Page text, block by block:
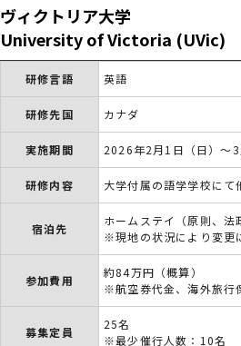
ヴィクトリア大学
University of Victoria (UVic)
研修言語 英語
研修先国 カナダ
実施期間 2026年2月1日（日）～3
研修内容 大学付属の語学学校に
宿泊先
ホームステイ（原則、
※現地の状況により変更
参加費用
約84万円（概算）
※航空券代金、海外旅行
募集定員
25名
※最少催行人数：10名